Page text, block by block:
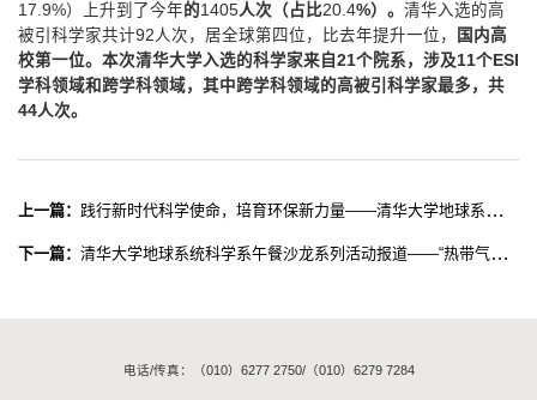
17.9%）上升到了今年的1405人次（占比20.4%）。 清华入选的高
被引科学家共计92人次，居全球第四位，比去年提升一位，
国内高
校第一位。本次清华大学入选的科学家来自21个院系，涉及11个ESI
学科领域和跨学科领域， 其中跨学科领域的高被引科学家最多，共
44人次。
上一篇： 践行新时代科学使命，培育环保新力量——清华大学地球系统科学系联合主办“未来地球守护者”项目
下一篇： 清华大学地球系统科学系午餐沙龙系列活动报道——“热带气旋旋转Rayleigh–Bénard对流模型”学术交流
电话/传真：（010）6277 2750/（010）6279 7284